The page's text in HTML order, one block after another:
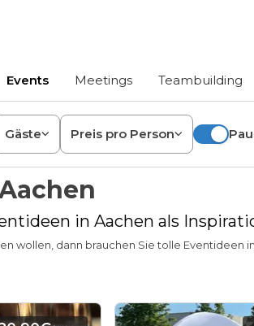
Events Meetings Teambuilding
Gäste Preis pro Person
in Aachen als
wollen, dann brauchen Sie tolle